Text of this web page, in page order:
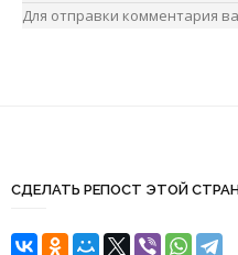
Для отправки комментария
СДЕЛАТЬ РЕПОСТ ЭТОЙ